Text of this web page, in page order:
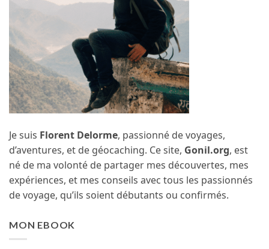
Je suis Florent Delorme, passionné de voyages,
d’aventures, et de géocaching. Ce site, Gonil.org, est
né de ma volonté de partager mes découvertes, mes
expériences, et mes conseils avec tous les passionnés
de voyage, qu’ils soient débutants ou confirmés.
MON EBOOK